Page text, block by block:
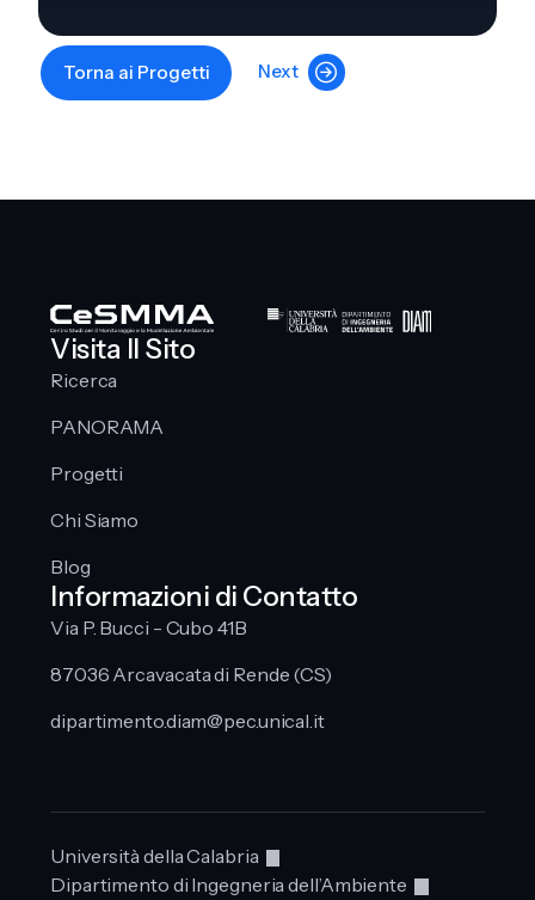
Torna ai Progetti Next
Visita Il Sito
Ricerca
PANORAMA
Progetti
Chi Siamo
Blog
Informazioni di Contatto
Via P. Bucci - Cubo 41B
87036 Arcavacata di Rende (CS)
dipartimento.diam@pec.unical.it
Università della Calabria
Dipartimento di Ingegneria dell’Ambiente